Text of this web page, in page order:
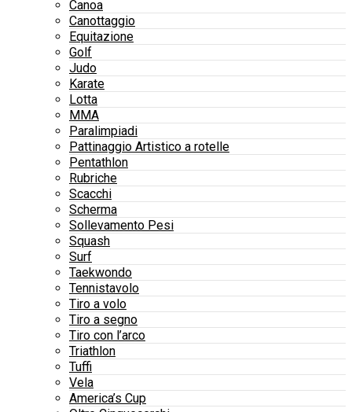
Canoa
Canottaggio
Equitazione
Golf
Judo
Karate
Lotta
MMA
Paralimpiadi
Pattinaggio Artistico a rotelle
Pentathlon
Rubriche
Scacchi
Scherma
Sollevamento Pesi
Squash
Surf
Taekwondo
Tennistavolo
Tiro a volo
Tiro a segno
Tiro con l’arco
Triathlon
Tuffi
Vela
America’s Cup